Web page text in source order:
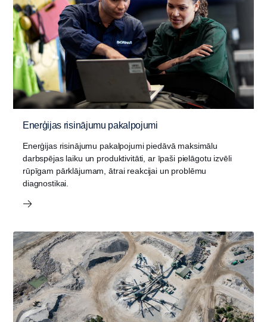
Enerģijas risinājumu pakalpojumi
Enerģijas risinājumu pakalpojumi piedāvā maksimālu
darbspējas laiku un produktivitāti, ar īpaši pielāgotu izvēli
rūpīgam pārklājumam, ātrai reakcijai un problēmu
diagnostikai.